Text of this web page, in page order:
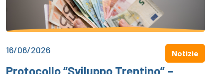
16/06/2026 Notizie
Protocollo “Sviluppo Trentino” –